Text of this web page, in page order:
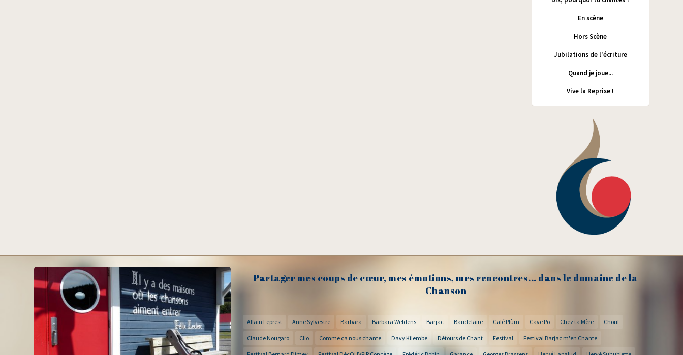
En scène
Hors Scène
Jubilations de l'écriture
Quand je joue...
Vive la Reprise !
Partager mes coups de cœur, mes émotions, mes rencontres... dans le domaine de la
Chanson
Allain Leprest Anne Sylvestre Barbara Barbara Weldens Barjac Baudelaire Café Plùm Cave Po Chez ta Mère Chouf
Claude Nougaro Clio Comme ça nous chante Davy Kilembe Détours de Chant Festival Festival Barjac m'en Chante